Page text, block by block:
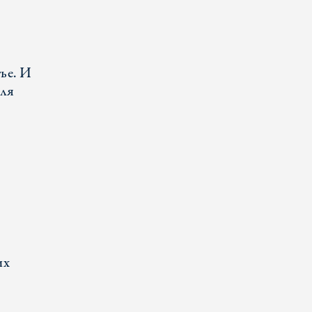
И